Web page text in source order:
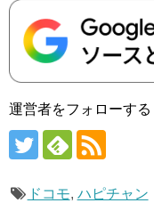
運営者をフォローする
ドコモ, ハピチャン